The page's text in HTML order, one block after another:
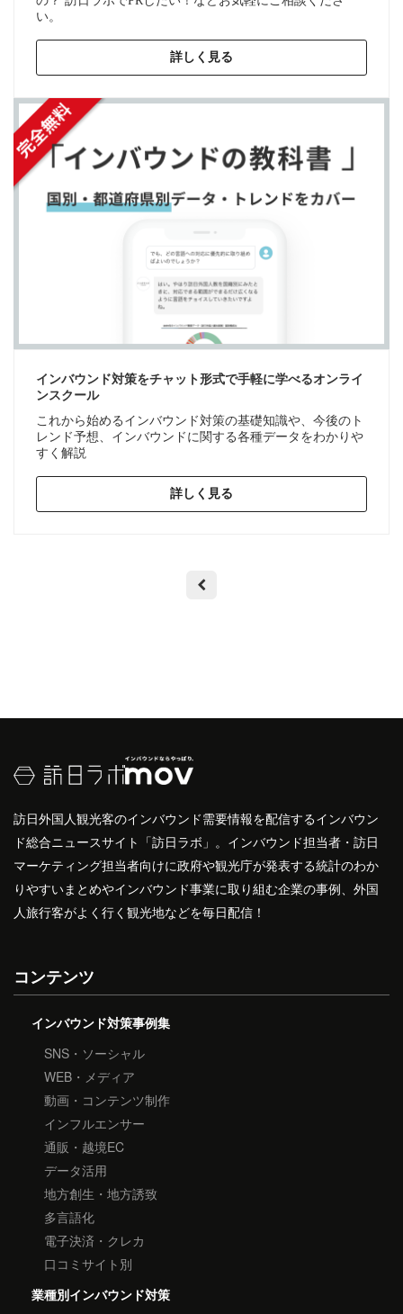
い。
詳しく見る
インバウンド対策をチャット形式で手軽に学べるオンライ
ンスクール
これから始めるインバウンド対策の基礎知識や、今後のト
レンド予想、インバウンドに関する各種データをわかりや
すく解説
詳しく見る
訪日外国人観光客のインバウンド需要情報を配信するインバウン
ド総合ニュースサイト「訪日ラボ」。インバウンド担当者・訪日
マーケティング担当者向けに政府や観光庁が発表する統計のわか
りやすいまとめやインバウンド事業に取り組む企業の事例、外国
人旅行客がよく行く観光地などを毎日配信！
コンテンツ
インバウンド対策事例集
SNS・ソーシャル
WEB・メディア
動画・コンテンツ制作
インフルエンサー
通販・越境EC
データ活用
地方創生・地方誘致
多言語化
電子決済・クレカ
口コミサイト別
業種別インバウンド対策